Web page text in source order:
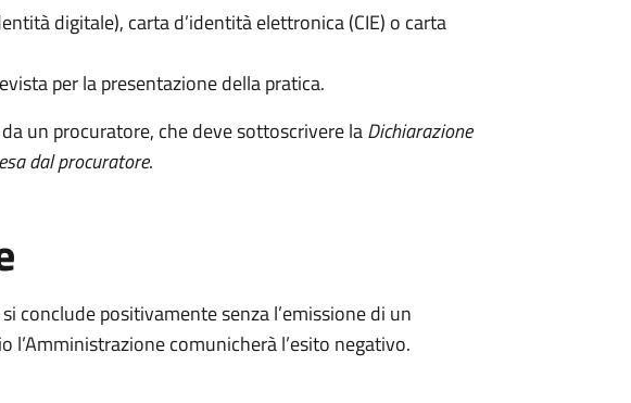
digitale), carta d’identità elettronica (CIE) o carta
per la presentazione della pratica.
un procuratore, che deve sottoscrivere laDichiarazione
dal procuratore.
conclude positivamente senza l’emissione di un
l’Amministrazione comunicherà l’esito negativo.